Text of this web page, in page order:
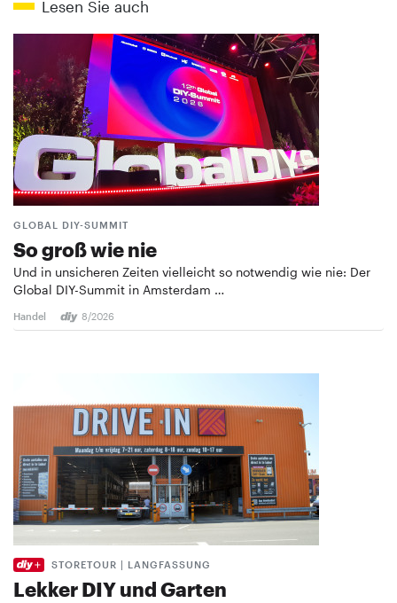
Lesen Sie auch
GLOBAL DIY-SUMMIT
So groß wie nie
Und in unsicheren Zeiten vielleicht so notwendig wie nie: Der
Global DIY-Summit in Amsterdam …
Handel 8/2026
STORETOUR | LANGFASSUNG
Lekker DIY und Garten